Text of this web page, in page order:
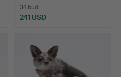
34 bud
241 USD